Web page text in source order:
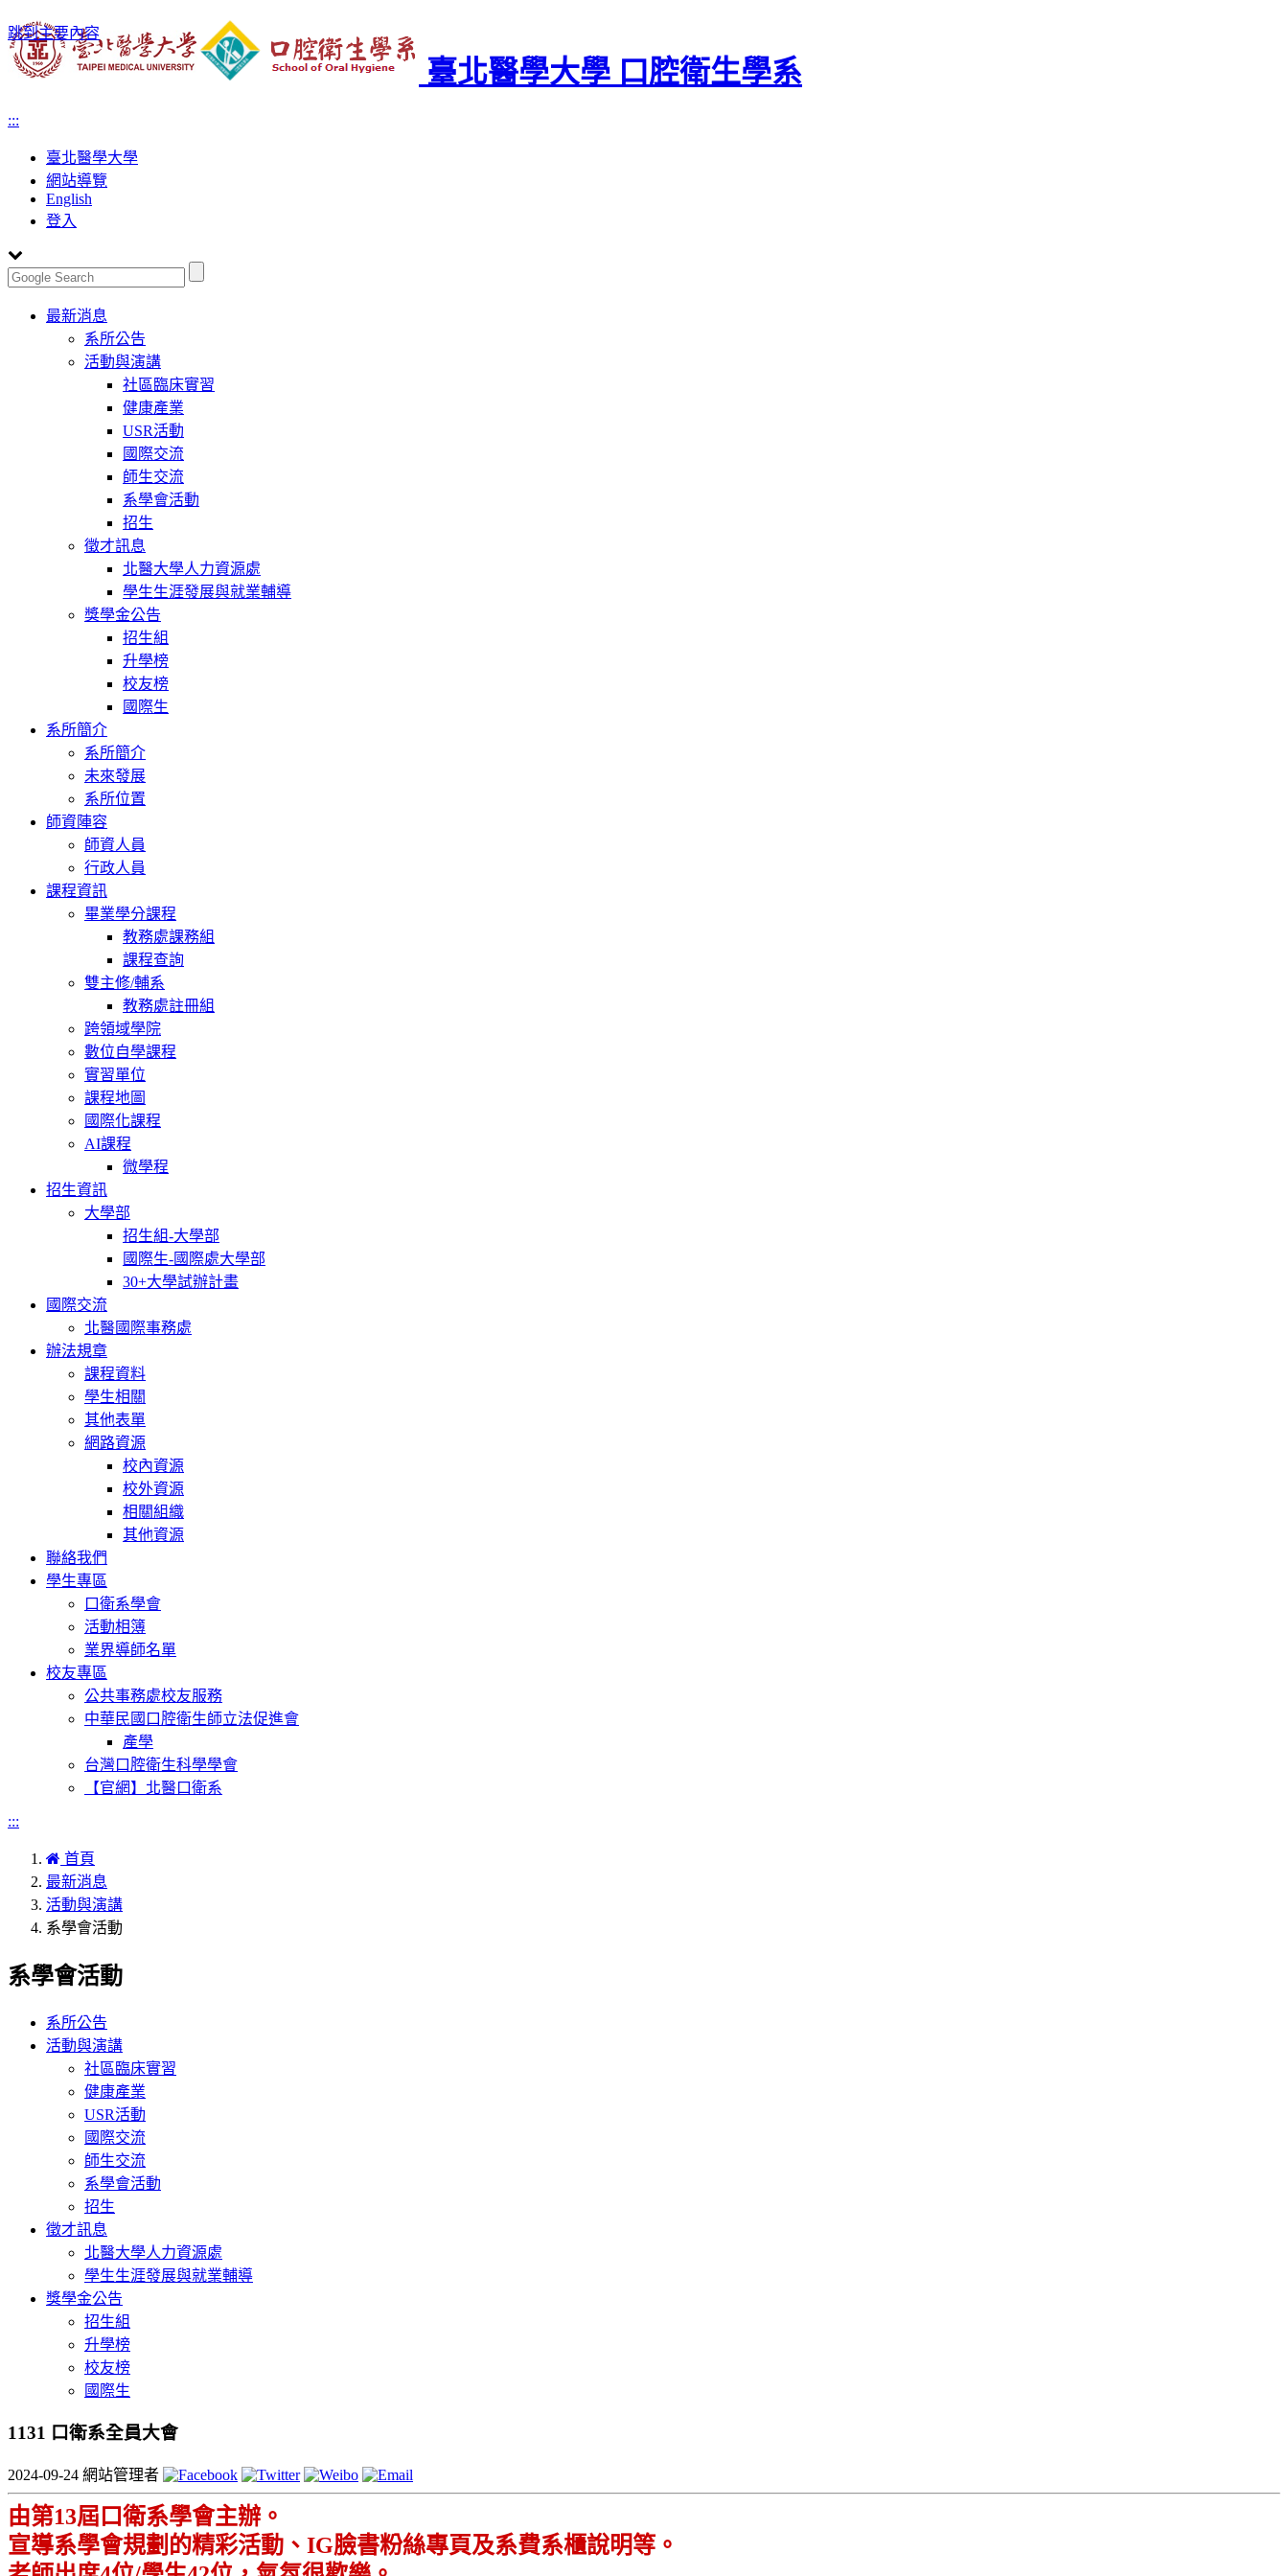
跳到主要內容
臺北醫學大學 口腔衛生學系
:::
臺北醫學大學
網站導覽
English
登入
Toggle
navigation
最新消息
系所公告
活動與演講
社區臨床實習
健康產業
USR活動
國際交流
師生交流
系學會活動
招生
徵才訊息
北醫大學人力資源處
學生生涯發展與就業輔導
獎學金公告
招生組
升學榜
校友榜
國際生
系所簡介
系所簡介
未來發展
系所位置
師資陣容
師資人員
行政人員
課程資訊
畢業學分課程
教務處課務組
課程查詢
雙主修/輔系
教務處註冊組
跨領域學院
數位自學課程
實習單位
課程地圖
國際化課程
AI課程
微學程
招生資訊
大學部
招生組-大學部
國際生-國際處大學部
30+大學試辦計畫
國際交流
北醫國際事務處
辦法規章
課程資料
學生相關
其他表單
網路資源
校內資源
校外資源
相關組織
其他資源
聯絡我們
學生專區
口衛系學會
活動相簿
業界導師名單
校友專區
公共事務處校友服務
中華民國口腔衛生師立法促進會
產學
台灣口腔衛生科學學會
【官網】北醫口衛系
:::
首頁
最新消息
活動與演講
系學會活動
系學會活動
系所公告
活動與演講
社區臨床實習
健康產業
USR活動
國際交流
師生交流
系學會活動
招生
徵才訊息
北醫大學人力資源處
學生生涯發展與就業輔導
獎學金公告
招生組
升學榜
校友榜
國際生
1131 口衛系全員大會
2024-09-24 網站管理者
由第13屆口衛系學會主辦。
宣導系學會規劃的精彩活動 、 IG臉書粉絲專頁及系費系櫃說明等。